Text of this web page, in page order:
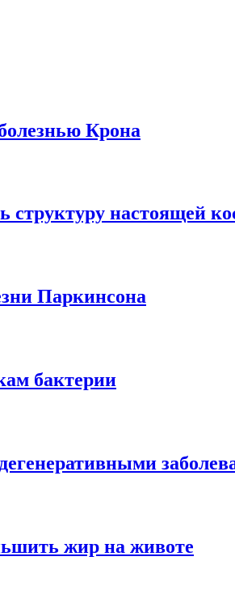
Крона
структуру настоящей
Паркинсона
бактерии
жир на животе